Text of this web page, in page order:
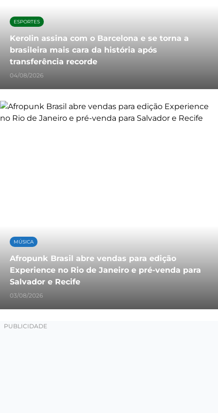
ESPORTES
Kerolin assina com o Barcelona e se torna a
brasileira mais cara da história após
transferência recorde
04/08/2026
MÚSICA
Afropunk Brasil abre vendas para edição
Experience no Rio de Janeiro e pré-venda para
Salvador e Recife
03/08/2026